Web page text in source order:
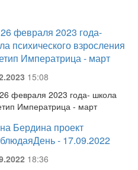
февраля 2023 года-
психического взросления
Императрица - март
15:08
февраля 2023 года- школа
Императрица - март
Бердина проект
- 17.09.2022
18:36